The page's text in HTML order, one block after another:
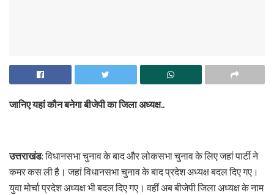
जानिए यहां कौन बनेगा बीजेपी का जिला अध्यक्ष..
उत्तराखंड: विधानसभा चुनाव के बाद और लोकसभा चुनाव के लिए जहां पार्टी ने
कमर कस ली है। जहां विधानसभा चुनाव के बाद प्रदेश अध्यक्ष बदल दिए गए।
युवा मोर्चा प्रदेश अध्यक्ष भी बदल दिए गए। वहीं अब बीजेपी जिला अध्यक्ष के नाम